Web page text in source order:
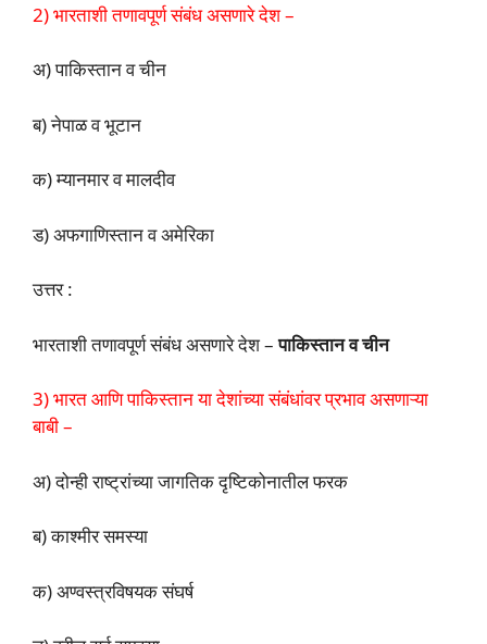
2) भारताशी तणावपूर्ण संबंध असणारे देश –
अ) पाकिस्तान व चीन
ब) नेपाळ व भूटान
क) म्यानमार व मालदीव
ड) अफगाणिस्तान व अमेरिका
उत्तर :
भारताशी तणावपूर्ण संबंध असणारे देश –पाकिस्तान व चीन
3) भारत आणि पाकिस्तान या देशांच्या संबंधांवर प्रभाव असणाऱ्या
बाबी –
अ) दोन्ही राष्ट्रांच्या जागतिक दृष्टिकोनातील फरक
ब) काश्मीर समस्या
क) अण्वस्त्रविषयक संघर्ष